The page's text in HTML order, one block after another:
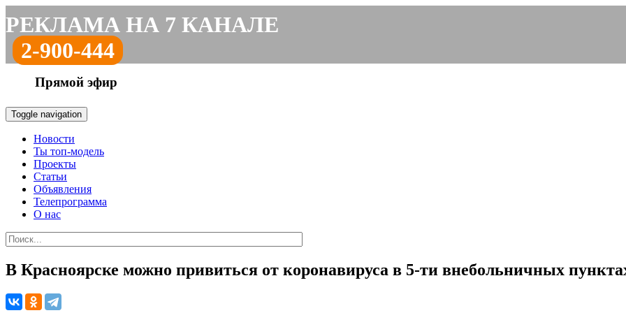
РЕКЛАМА НА 7 КАНАЛЕ
2-900-444
Прямой эфир
Toggle navigation
Новости
Ты топ-модель
Проекты
Статьи
Объявления
Телепрограмма
О нас
В Красноярске можно привиться от коронавируса в 5-ти внебольничных